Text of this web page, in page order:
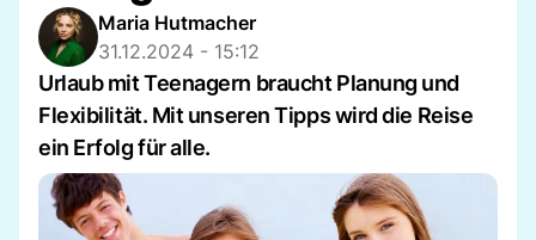
Maria Hutmacher
31.12.2024 - 15:12
Urlaub mit Teenagern braucht Planung und
Flexibilität. Mit unseren Tipps wird die Reise
ein Erfolg für alle.